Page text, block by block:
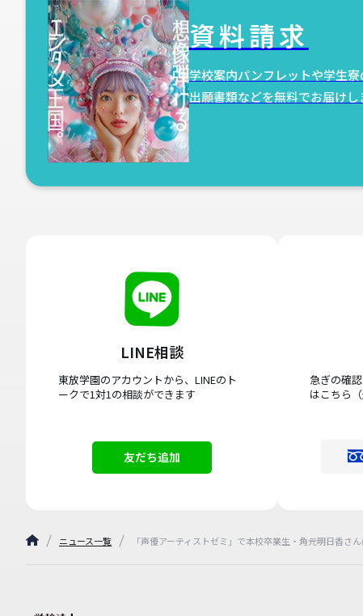
資料請求
学校案内パンフレットや学生寮
出願書類などを無料でお届けし
LINE相談
東放学園のアカウントから、LINEのト
ークで1対1の相談ができます
友だち追加
急ぎの確
はこちら（
ニュース一覧 「声優アーティストゼミ」で本校卒業生・角元明日香さ